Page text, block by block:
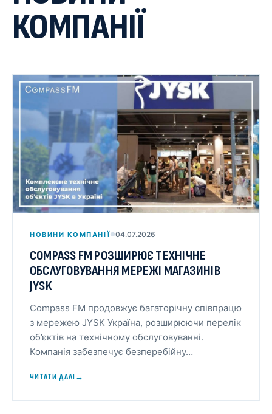
КОМПАНІЇ
НОВИНИ КОМПАНІЇ●04.07.2026
COMPASS FM РОЗШИРЮЄ ТЕХНІЧНЕ
ОБСЛУГОВУВАННЯ МЕРЕЖІ МАГАЗИНІВ
JYSK
Compass FM продовжує багаторічну співпрацю
з мережею JYSK Україна, розширюючи перелік
об’єктів на технічному обслуговуванні.
Компанія забезпечує безперебійну…
ЧИТАТИ ДАЛІ→